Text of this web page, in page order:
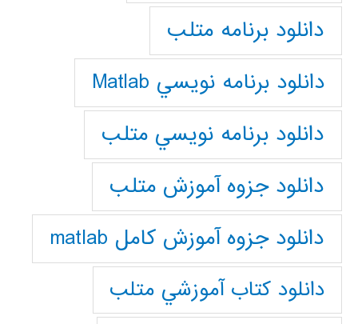
دانلود برنامه متلب
دانلود برنامه نويسي Matlab
دانلود برنامه نويسي متلب
دانلود جزوه آموزش متلب
دانلود جزوه آموزش کامل matlab
دانلود كتاب آموزشي متلب